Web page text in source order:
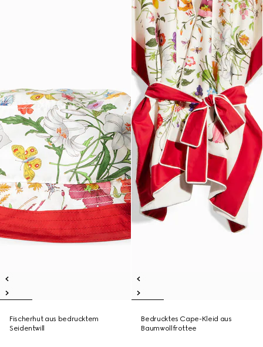
Fischerhut aus bedrucktem
Seidentwill
Bedrucktes Cape-Kleid aus
Baumwollfrottee